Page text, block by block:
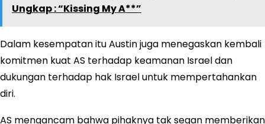
Ungkap : “Kissing My A**”
Dalam kesempatan itu Austin juga menegaskan kembali
komitmen kuat AS terhadap keamanan Israel dan
dukungan terhadap hak Israel untuk mempertahankan
diri.
AS mengancam bahwa pihaknya tak segan memberikan